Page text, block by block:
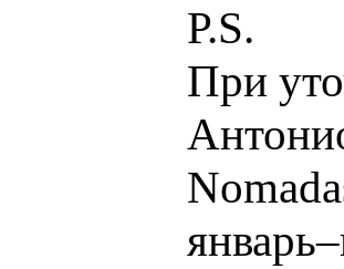
P.S.
При